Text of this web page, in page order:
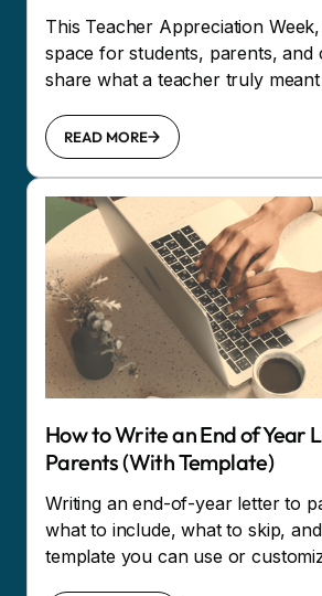
This Teacher Appreciation
space for students, parents, and
share what a teacher truly
READ MORE
How to Write an End of Year
Parents (With Template)
Writing an end-of-year letter to
what to include, what to skip,
template you can use or